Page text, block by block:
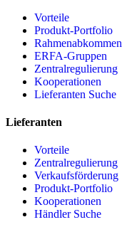
Vorteile
Produkt-Portfolio
Rahmenabkommen
ERFA-Gruppen
Zentralregulierung
Kooperationen
Lieferanten Suche
Lieferanten
Vorteile
Zentralregulierung
Verkaufsförderung
Produkt-Portfolio
Kooperationen
Händler Suche